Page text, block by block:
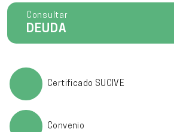
Consultar
DEUDA
Certificado SUCIVE
Convenio